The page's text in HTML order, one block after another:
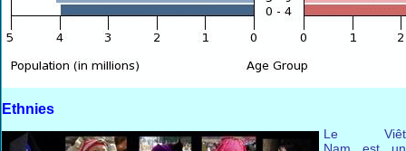
Ethnies
Le Viêt